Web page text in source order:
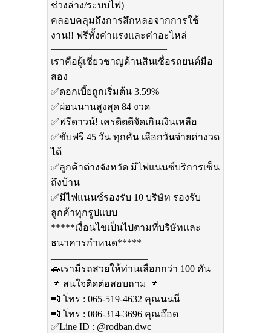
ช่วงล่าง/ระบบไฟ)
คลอบคลุมถึงการสึกหลอจากการใช้
งาน!! ฟรีทั้งค่าแรงและค่าอะไหล่
————————————
เราคือผู้เชี่ยวชาญด้านสินเชื่อรถยนต์มือ
สอง
✅ดอกเบี้ยถูกเริ่มต้น 3.59%
✅ผ่อนนานสูงสุด 84 งวด
✅ฟรีดาวน์! เครดิตดีจัดเกินเงินเหลือ
✅ขับฟรี 45 วัน ทุกคัน เลือกวันจ่ายค่างวด
ได้
✅ลูกค้าต่างจังหวัด มีไฟแนนซ์บริการเซ็น
ถึงบ้าน
✅มีไฟแนนซ์รองรับ 10 บริษัท รองรับ
ลูกค้าทุกรูปแบบ
*****เงื่อนไขเป็นไปตามที่บริษัทและ
ธนาคารกำหนด*****
🚗เรามีรถสวยให้ท่านเลือกกว่า 100 คัน
📌 สนใจติดต่อสอบถาม 📌
📲 โทร : 065-519-4632 คุณนนนี่
📲 โทร : 086-314-3696 คุณอ๊อด
✅Line ID : @rodban.dwc​